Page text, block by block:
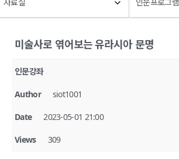
미술사로 엮어보는 유라시아 문명
인문강좌
Author siot1001
Date 2023-05-01 21:00
Views 309